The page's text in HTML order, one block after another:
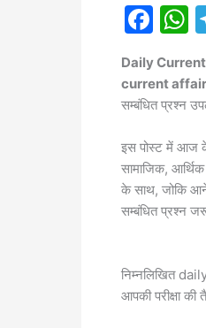
F
c
e
b
o
o
k
s
A
p
p
Daily
current
सम्बंधित प्रश्न
इस पोस्ट में आज
सामाजिक,
के साथ, जोकि
सम्बंधित प्रश्न
निम्नलिखित
आपकी परीक्षा की